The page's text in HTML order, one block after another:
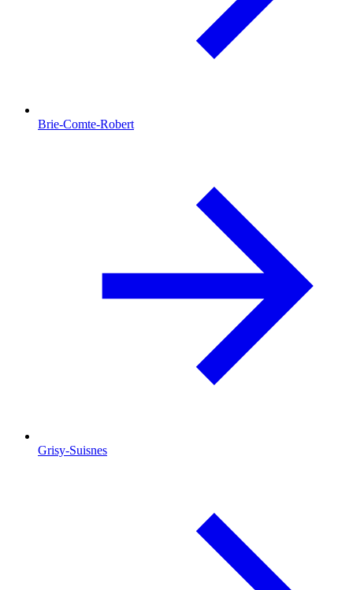
Brie-Comte-Robert
Grisy-Suisnes